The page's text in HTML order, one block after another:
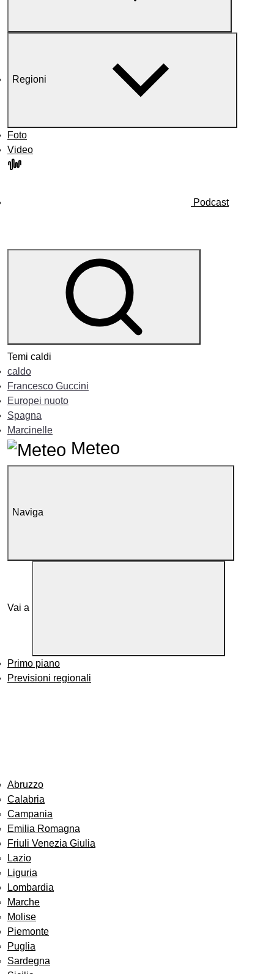
Regioni
Foto
Video
Podcast
Temi caldi
caldo
Francesco Guccini
Europei nuoto
Spagna
Marcinelle
Meteo
Naviga
Vai a
Primo piano
Previsioni regionali
Abruzzo
Calabria
Campania
Emilia Romagna
Friuli Venezia Giulia
Lazio
Liguria
Lombardia
Marche
Molise
Piemonte
Puglia
Sardegna